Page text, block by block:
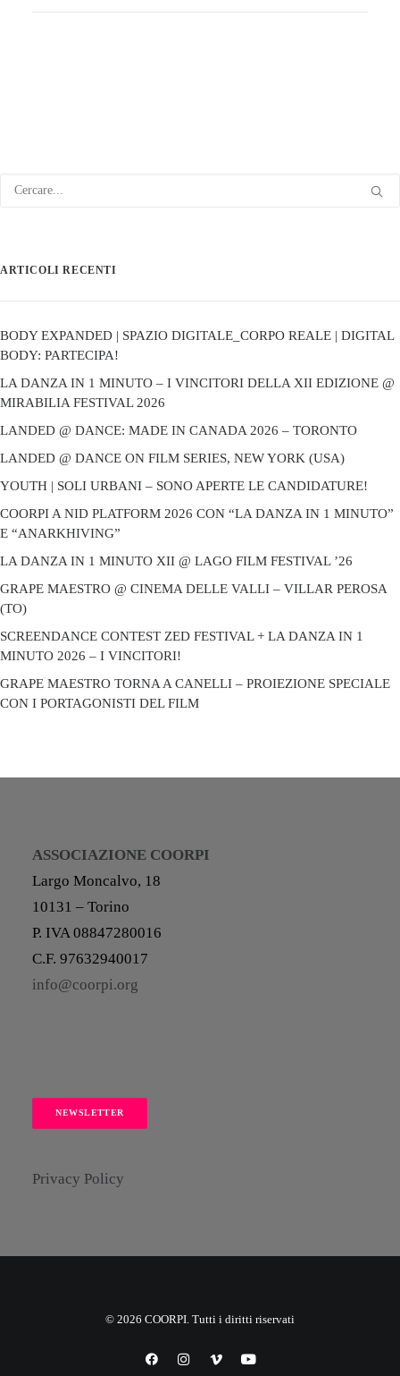
ARTICOLI RECENTI
BODY EXPANDED | SPAZIO DIGITALE_CORPO REALE | DIGITAL
BODY: PARTECIPA!
LA DANZA IN 1 MINUTO – I VINCITORI DELLA XII EDIZIONE @
MIRABILIA FESTIVAL 2026
LANDED @ DANCE: MADE IN CANADA 2026 – TORONTO
LANDED @ DANCE ON FILM SERIES, NEW YORK (USA)
YOUTH | SOLI URBANI – SONO APERTE LE CANDIDATURE!
COORPI A NID PLATFORM 2026 CON “LA DANZA IN 1 MINUTO”
E “ANARKHIVING”
LA DANZA IN 1 MINUTO XII @ LAGO FILM FESTIVAL ’26
GRAPE MAESTRO @ CINEMA DELLE VALLI – VILLAR PEROSA
(TO)
SCREENDANCE CONTEST ZED FESTIVAL + LA DANZA IN 1
MINUTO 2026 – I VINCITORI!
GRAPE MAESTRO TORNA A CANELLI – PROIEZIONE SPECIALE
CON I PORTAGONISTI DEL FILM
ASSOCIAZIONE COORPI
Largo Moncalvo, 18
10131 – Torino
P. IVA 08847280016
C.F. 97632940017
info@coorpi.org
NEWSLETTER
Privacy Policy
© 2026 COORPI. Tutti i diritti riservati